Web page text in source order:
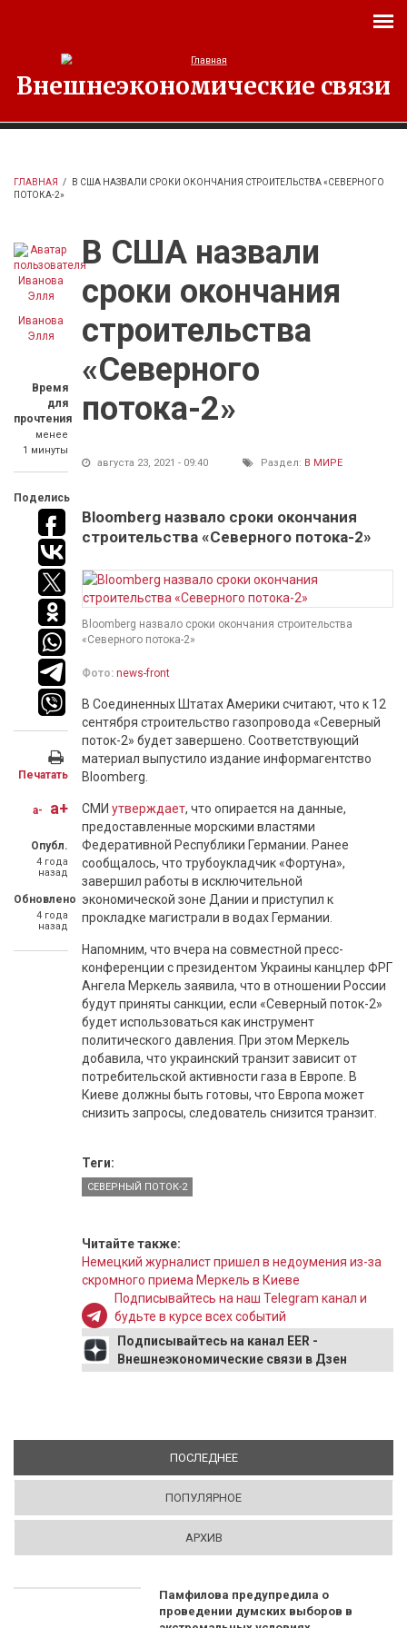
Внешнеэкономические связи
ГЛАВНАЯ /
В США НАЗВАЛИ СРОКИ ОКОНЧАНИЯ СТРОИТЕЛЬСТВА «СЕВЕРНОГО
ПОТОКА-2»
Иванова
Элля
Время
для
прочтения
менее
1 минуты
Поделись
Печатать
a- a+
Опубл.
4 года
назад
Обновлено
4 года
назад
В США назвали
сроки окончания
строительства
«Северного
потока-2»
августа 23, 2021 - 09:40 Раздел: В МИРЕ
Bloomberg назвало сроки окончания
строительства «Северного потока-2»
Bloomberg назвало сроки окончания строительства
«Северного потока-2»
Фото: news-front
В Соединенных Штатах Америки считают, что к 12
сентября строительство газопровода «Северный
поток-2» будет завершено. Соответствующий
материал выпустило издание информагентство
Bloomberg.
СМИ утверждает, что опирается на данные,
предоставленные морскими властями
Федеративной Республики Германии. Ранее
сообщалось, что трубоукладчик «Фортуна»,
завершил работы в исключительной
экономической зоне Дании и приступил к
прокладке магистрали в водах Германии.
Напомним, что вчера на совместной пресс-
конференции с президентом Украины канцлер ФРГ
Ангела Меркель заявила, что в отношении России
будут приняты санкции, если «Северный поток-2»
будет использоваться как инструмент
политического давления. При этом Меркель
добавила, что украинский транзит зависит от
потребительской активности газа в Европе. В
Киеве должны быть готовы, что Европа может
снизить запросы, следователь снизится транзит.
Теги:
СЕВЕРНЫЙ ПОТОК-2
Читайте также:
Немецкий журналист пришел в недоумения из-за
скромного приема Меркель в Киеве
Подписывайтесь на наш Telegram канал и
будьте в курсе всех событий
Подписывайтесь на канал EER -
Внешнеэкономические связи в Дзен
ПОСЛЕДНЕЕ(АКТИВНАЯ ВКЛАДКА)
ПОПУЛЯРНОЕ
АРХИВ
Памфилова предупредила о
проведении думских выборов в